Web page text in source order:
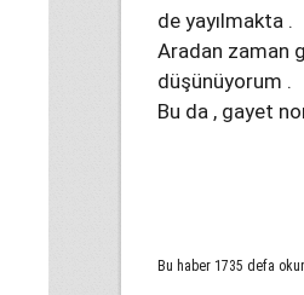
de yayılmakta .
Aradan zaman
düşünüyorum .
Bu da , gayet
Bu haber 1735 defa